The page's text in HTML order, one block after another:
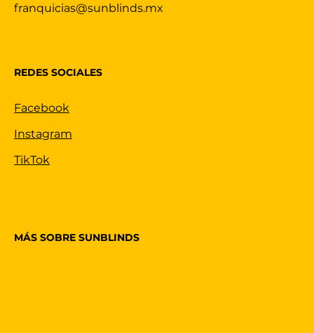
franquicias@sunblinds.mx
REDES SOCIALES
Facebook
Instagram
TikTok
MÁS SOBRE SUNBLINDS